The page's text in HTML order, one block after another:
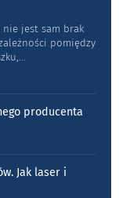
nie jest sam brak
pomiędzy
...
producenta
Jak laser i